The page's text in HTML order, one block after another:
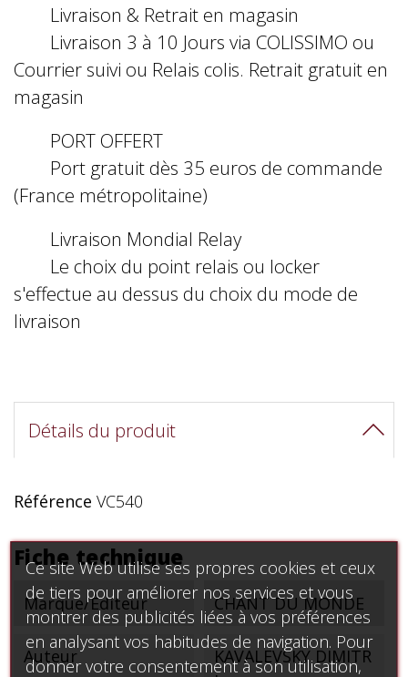
Livraison & Retrait en magasin
Livraison 3 à 10 Jours via COLISSIMO ou
Courrier suivi ou Relais colis. Retrait gratuit en
magasin
PORT OFFERT
Port gratuit dès 35 euros de commande
(France métropolitaine)
Livraison Mondial Relay
Le choix du point relais ou locker
s'effectue au dessus du choix du mode de
livraison
Détails du produit
Référence VC540
Fiche technique
Marque/Éditeur CHANT DU MONDE
Auteur
KAVALEVSKY DIMITR
Ce site Web utilise ses propres cookies et ceux
de tiers pour améliorer nos services et vous
montrer des publicités liées à vos préférences
en analysant vos habitudes de navigation. Pour
donner votre consentement à son utilisation,